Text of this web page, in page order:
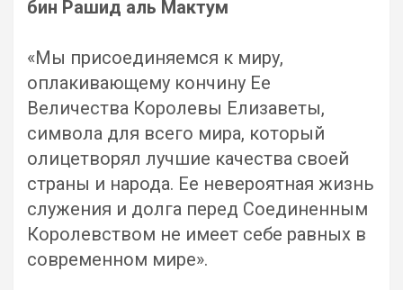
бин Рашид аль Мактум
«Мы присоединяемся к миру,
оплакивающему кончину Ее
Величества Королевы Елизаветы,
символа для всего мира, который
олицетворял лучшие качества своей
страны и народа. Ее невероятная жизнь
служения и долга перед Соединенным
Королевством не имеет себе равных в
современном мире».